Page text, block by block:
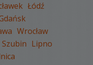
Łódź
Wrocław
Szubin Lipno